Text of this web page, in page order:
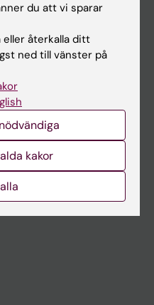
du att vi sparar
eller återkalla ditt
ned till vänster på
kakor